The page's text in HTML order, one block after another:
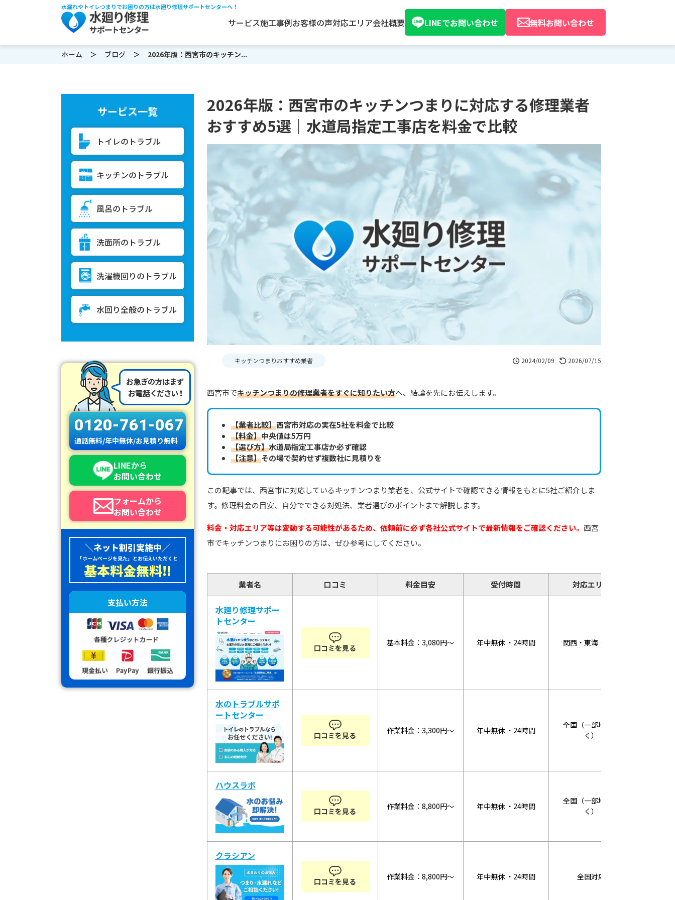
水漏れやトイレつまりでお困りの方は水廻り修理サポートセンターへ！
サービス施工事例お客様の声対応エリア会社概要 LINEでお問い合わせ 無料お問い合わせ
ホーム ブログ 2026年版：西宮市のキッチン...
サービス一覧
トイレのトラブル
キッチンのトラブル
風呂のトラブル
洗面所のトラブル
洗濯機回りのトラブル
水回り全般のトラブル
0120-761-067
通話無料/年中無休/お見積り無料
LINEから
お問い合わせ
フォームから
お問い合わせ
＼ネット割引実施中／
「ホームページを見た」とお伝えいただくと
基本料金無料!!
支払い方法
2026年版：西宮市のキッチンつまりに対応する修理業者
おすすめ5選｜水道局指定工事店を料金で比較
キッチンつまりおすすめ業者 2024/02/09 2026/07/15
西宮市でキッチンつまりの修理業者をすぐに知りたい方へ、結論を先にお伝えします。
【業者比較】西宮市対応の実在5社を料金で比較
【料金】中央値は5万円
【選び方】水道局指定工事店か必ず確認
【注意】その場で契約せず複数社に見積りを
この記事では、西宮市に対応しているキッチンつまり業者を、公式サイトで確認できる情報をもとに5社ご紹介しま
す。修理料金の目安、自分でできる対処法、業者選びのポイントまで解説します。
料金・対応エリア等は変動する可能性があるため、依頼前に必ず各社公式サイトで最新情報をご確認ください。 西宮
市でキッチンつまりにお困りの方は、ぜひ参考にしてください。
業者名 口コミ 料金目安 受付時間 対応エリア
水廻り修理サポー
トセンター
口コミを見る
基本料金：3,080円～ 年中無休 ・24時間 関西・東海・関東
水のトラブルサポ
ートセンター
口コミを見る
作業料金：3,300円～ 年中無休 ・24時間
全国（一部地域除
く）
ハウスラボ
口コミを見る
作業料金：8,800円～ 年中無休 ・24時間
全国（一部地域除
く）
クラシアン
口コミを見る
作業料金：8,800円～ 年中無休 ・24時間 全国対応